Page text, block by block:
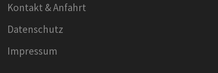
Kontakt & Anfahrt
Datenschutz
Impressum